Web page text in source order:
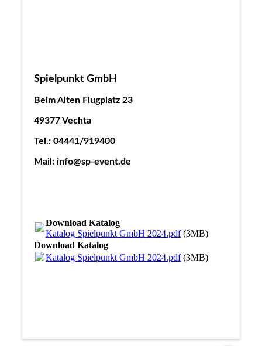
Spielpunkt GmbH
Beim Alten Flugplatz 23
49377 Vechta
Tel.: 04441/919400
Mail: info@sp-event.de
Download Katalog
Katalog Spielpunkt GmbH 2024.pdf(3MB)
Download Katalog
Katalog Spielpunkt GmbH 2024.pdf(3MB)